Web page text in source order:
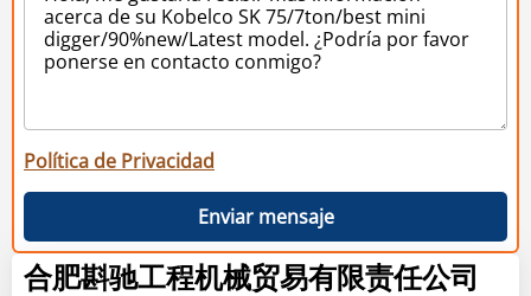
Política de Privacidad
Enviar mensaje
合肥斟驰工程机械贸易有限责任公司